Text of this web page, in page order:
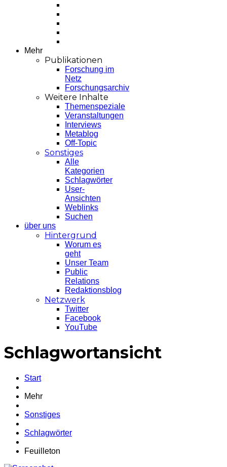
Mehr
Publikationen
Forschung im
Netz
Forschungsarchiv
Weitere Inhalte
Themenspeziale
Veranstaltungen
Interviews
Metablog
Off-Topic
Sonstiges
Alle
Kategorien
Schlagwörter
User-
Ansichten
Weblinks
Suchen
über uns
Hintergrund
Worum es
geht
Unser Team
Public
Relations
Redaktionsblog
Netzwerk
Twitter
Facebook
YouTube
Schlagwortansicht
Start
Mehr
Sonstiges
Schlagwörter
Feuilleton